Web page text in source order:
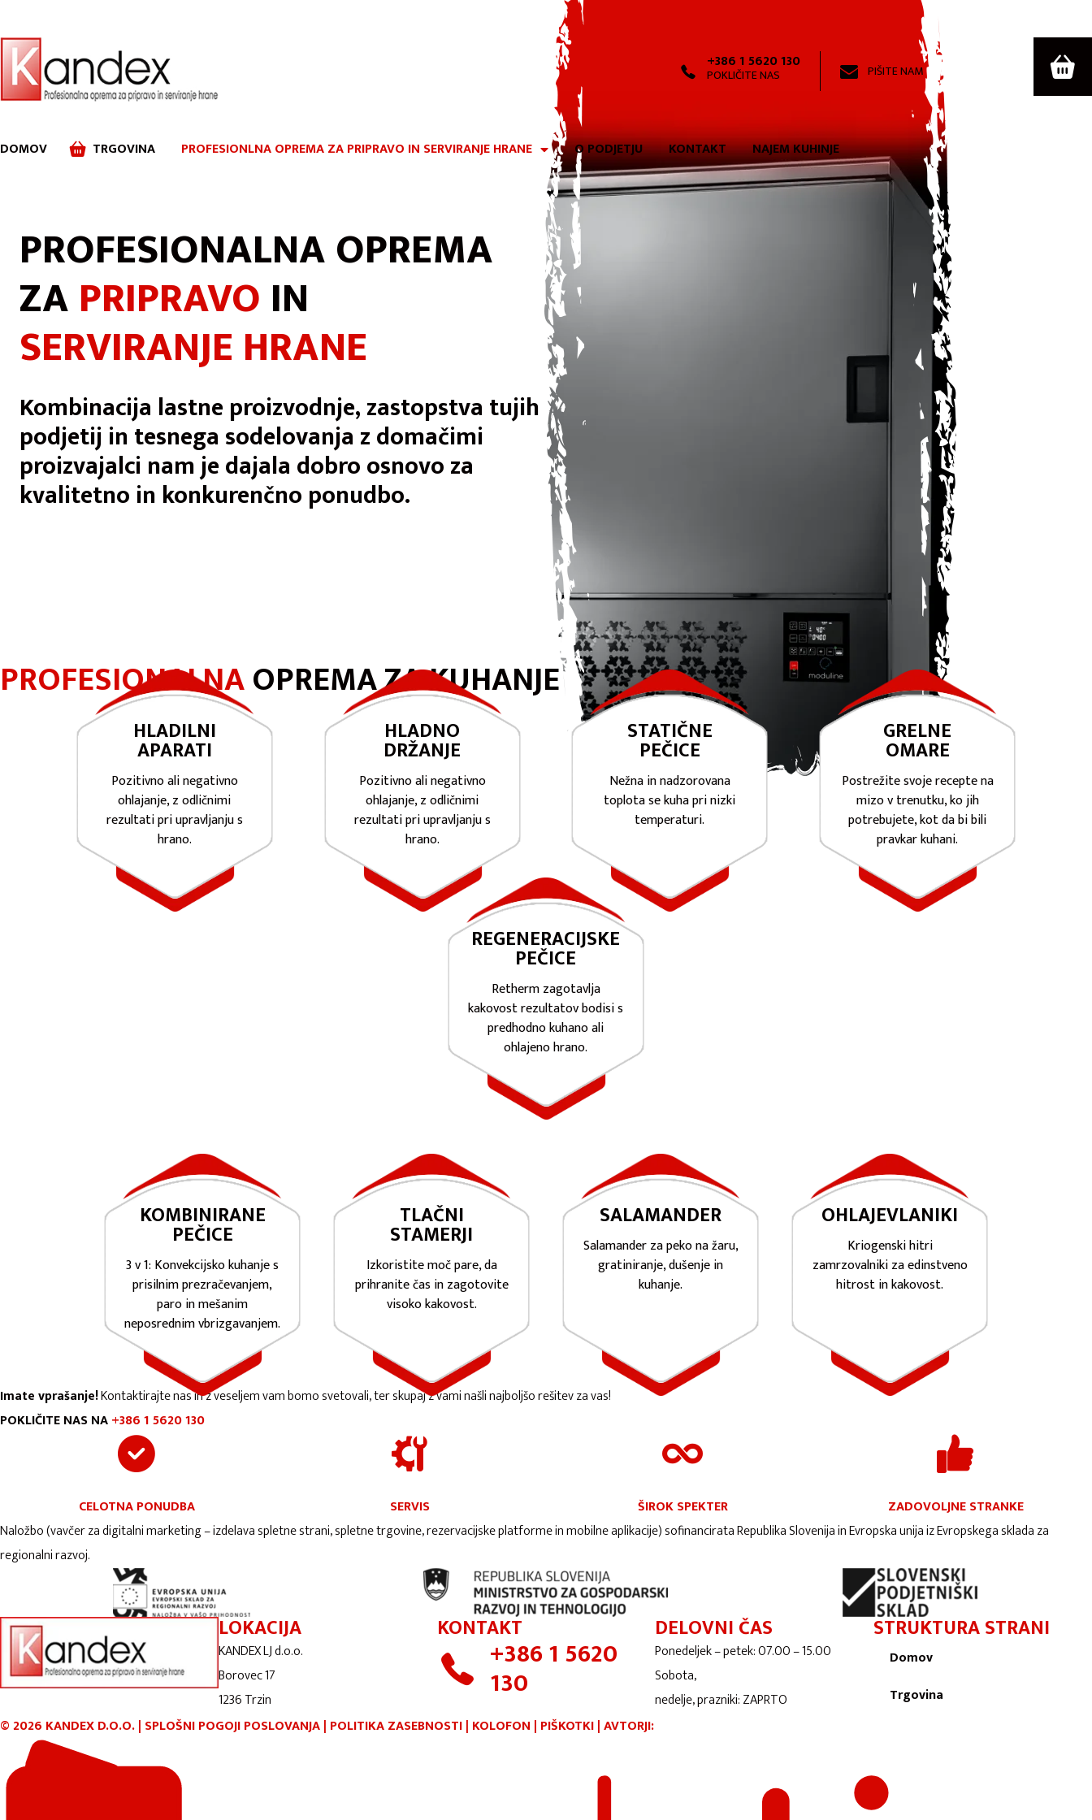
+386 1 5620 130
POKLIČITE NAS PIŠITE NAM
DOMOV TRGOVINA PROFESIONLNA OPREMA ZA PRIPRAVO IN SERVIRANJE HRANE O PODJETJU KONTAKT NAJEM KUHINJE
PROFESIONALNA OPREMA
ZAPRIPRAVO IN
SERVIRANJE HRANE
Kombinacija lastne proizvodnje, zastopstva tujih
podjetij in tesnega sodelovanja z domačimi
proizvajalci nam je dajala dobro osnovo za
kvalitetno in konkurenčno ponudbo.
PROFESIONALNAOPREMA ZA KUHANJE
HLADILNI
APARATI
Pozitivno ali negativno
ohlajanje, z odličnimi
rezultati pri upravljanju s
hrano.
HLADNO
DRŽANJE
Pozitivno ali negativno
ohlajanje, z odličnimi
rezultati pri upravljanju s
hrano.
STATIČNE
PEČICE
Nežna in nadzorovana
toplota se kuha pri nizki
temperaturi.
GRELNE
OMARE
Postrežite svoje recepte na
mizo v trenutku, ko jih
potrebujete, kot da bi bili
pravkar kuhani.
REGENERACIJSKE
PEČICE
Retherm zagotavlja
kakovost rezultatov bodisi s
predhodno kuhano ali
ohlajeno hrano.
KOMBINIRANE
PEČICE
3 v 1: Konvekcijsko kuhanje s
prisilnim prezračevanjem,
paro in mešanim
neposrednim vbrizgavanjem.
TLAČNI
STAMERJI
Izkoristite moč pare, da
prihranite čas in zagotovite
visoko kakovost.
SALAMANDER
Salamander za peko na žaru,
gratiniranje, dušenje in
kuhanje.
OHLAJEVLANIKI
Kriogenski hitri
zamrzovalniki za edinstveno
hitrost in kakovost.
Imate vprašanje!Kontaktirajte nas in z veseljem vam bomo svetovali, ter skupaj z vami našli najboljšo rešitev za vas!
POKLIČITE NAS NA+386 1 5620 130
CELOTNA PONUDBA SERVIS ŠIROK SPEKTER
ZADOVOLJNE STRANKE
Naložbo (vavčer za digitalni marketing – izdelava spletne strani, spletne trgovine, rezervacijske platforme in mobilne aplikacije) sofinancirata Republika Slovenija in Evropska unija iz Evropskega sklada za
regionalni razvoj.
LOKACIJA
KANDEX LJ d.o.o.
Borovec 17
1236 Trzin
KONTAKT
+386 1 5620
130
DELOVNI ČAS
Ponedeljek – petek: 07.00 – 15.00
Sobota,
nedelje, prazniki: ZAPRTO
STRUKTURA STRANI
Domov
Trgovina
©2026 KANDEX D.O.O.| SPLOŠNI POGOJI POSLOVANJA| POLITIKA ZASEBNOSTI| KOLOFON | PIŠKOTKI|AVTORJI: